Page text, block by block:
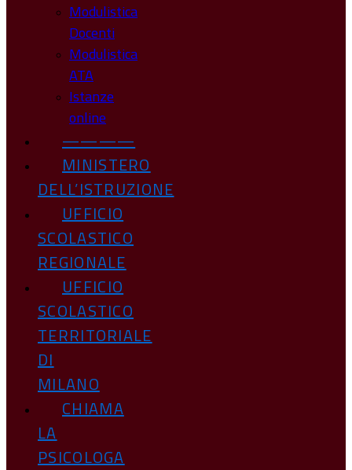
Modulistica
Docenti
Modulistica
ATA
Istanze
online
————
MINISTERO
DELL’ISTRUZIONE
UFFICIO
SCOLASTICO
REGIONALE
UFFICIO
SCOLASTICO
TERRITORIALE
DI
MILANO
CHIAMA
LA
PSICOLOGA